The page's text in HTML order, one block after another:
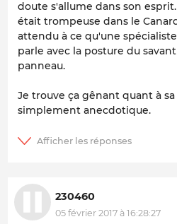
doute s'allume dans son
était trompeuse dans le
attendu à ce qu'une
parle avec la posture du
panneau.
Je trouve ça gênant quant à
simplement anecdotique.
230460
05 février 2017 à 16:28:27